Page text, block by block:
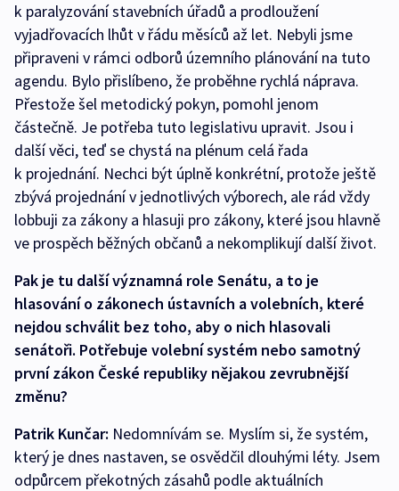
k paralyzování stavebních úřadů a prodloužení
vyjadřovacích lhůt v řádu měsíců až let. Nebyli jsme
připraveni v rámci odborů územního plánování na tuto
agendu. Bylo přislíbeno, že proběhne rychlá náprava.
Přestože šel metodický pokyn, pomohl jenom
částečně. Je potřeba tuto legislativu upravit. Jsou i
další věci, teď se chystá na plénum celá řada
k projednání. Nechci být úplně konkrétní, protože ještě
zbývá projednání v jednotlivých výborech, ale rád vždy
lobbuji za zákony a hlasuji pro zákony, které jsou hlavně
ve prospěch běžných občanů a nekomplikují další život.
Pak je tu další významná role Senátu, a to je
hlasování o zákonech ústavních a volebních, které
nejdou schválit bez toho, aby o nich hlasovali
senátoři. Potřebuje volební systém nebo samotný
první zákon České republiky nějakou zevrubnější
změnu?
Patrik Kunčar: Nedomnívám se. Myslím si, že systém,
který je dnes nastaven, se osvědčil dlouhými léty. Jsem
odpůrcem překotných zásahů podle aktuálních